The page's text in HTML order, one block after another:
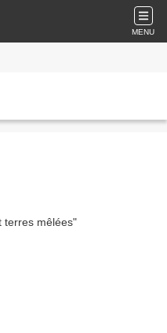
MENU